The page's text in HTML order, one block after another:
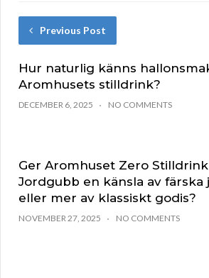
Previous Post
Hur naturlig känns
Aromhusets stilldrink?
DECEMBER 6, 2025 NO COMMENTS
Ger Aromhuset Zero
Jordgubb en känsla av färska
eller mer av klassiskt godis?
NOVEMBER 27, 2025 NO COMMENTS